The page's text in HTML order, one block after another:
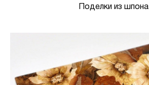
Поделки из шпона